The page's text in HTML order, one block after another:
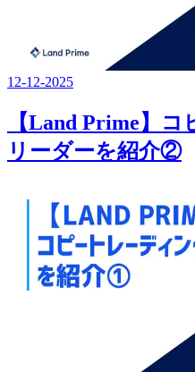
12-12-2025
【Land Prime】
リーダーを紹介②